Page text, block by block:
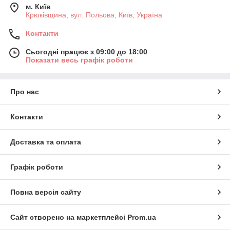
м. Київ
Крюківщина, вул. Польова, Київ, Україна
Контакти
Сьогодні працює з 09:00 до 18:00
Показати весь графік роботи
Про нас
Контакти
Доставка та оплата
Графік роботи
Повна версія сайту
Сайт створено на маркетплейсі Prom.ua